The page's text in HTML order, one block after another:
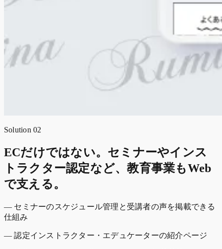
Solution 02
ECだけではない。セミナーやインス
トラクター認定など、教育事業もWeb
で支える。
— セミナーのスケジュール管理と受講者の声を掲載できる
仕組み
— 認定インストラクター・エデュケーターの紹介ページ